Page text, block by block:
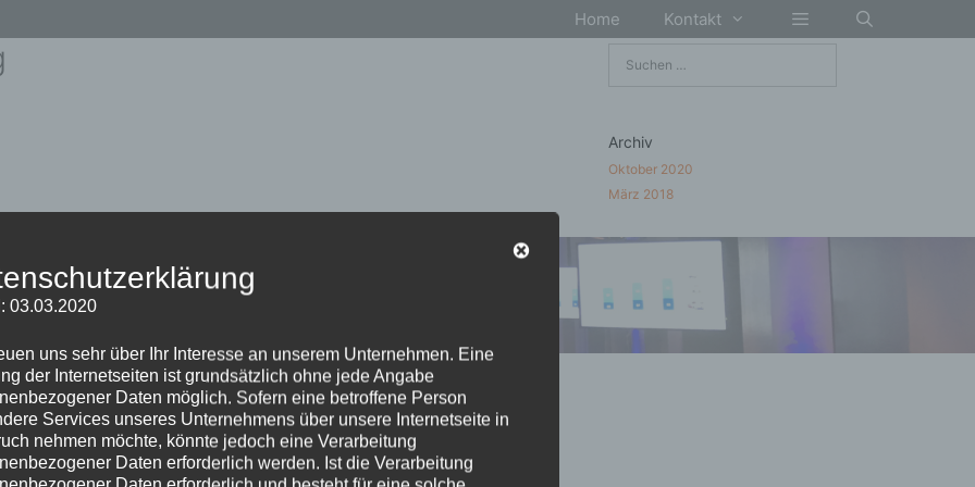
Home Kontakt
nach:
Archiv
Oktober 2020
März 2018
© 2026 sonoplus ®
Impressum
03.03.2020
uns sehr über Ihr Interesse an unserem Unternehmen. Eine
der Internetseiten ist grundsätzlich ohne jede Angabe
Daten möglich. Sofern eine betroffene Person
Services unseres Unternehmens über unsere Internetseite in
nehmen möchte, könnte jedoch eine Verarbeitung
Daten erforderlich werden. Ist die Verarbeitung